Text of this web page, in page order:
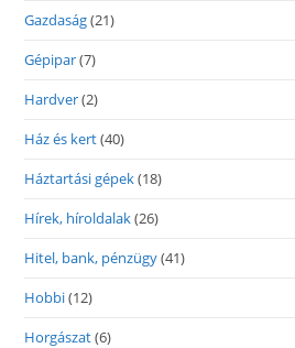
Gazdaság(21)
Gépipar(7)
Hardver(2)
Ház és kert(40)
Háztartási gépek(18)
Hírek, híroldalak(26)
Hitel, bank, pénzügy(41)
Hobbi(12)
Horgászat(6)